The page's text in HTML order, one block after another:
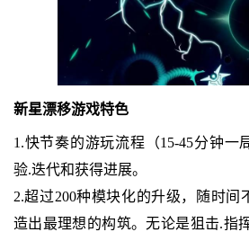
新星漂移游戏特色
1.快节奏的游玩流程（15-45分钟一
验.迭代和获得进展。
2.超过200种模块化的升级，随时间
造出最理想的构筑。无论是狙击.指